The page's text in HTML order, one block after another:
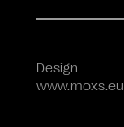
Design
www.moxs.eu